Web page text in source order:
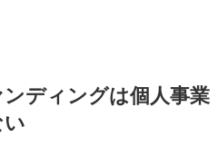
ディングは個人事業
い